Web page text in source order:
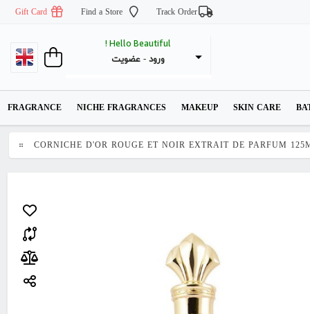
Track Order
Find a Store
Gift Card
Hello Beautiful !
ورود - عضویت
FRAGRANCE NICHE FRAGRANCES MAKEUP SKIN CARE
CORNICHE D'OR ROUGE ET NOIR EXTRAIT DE PARFUM